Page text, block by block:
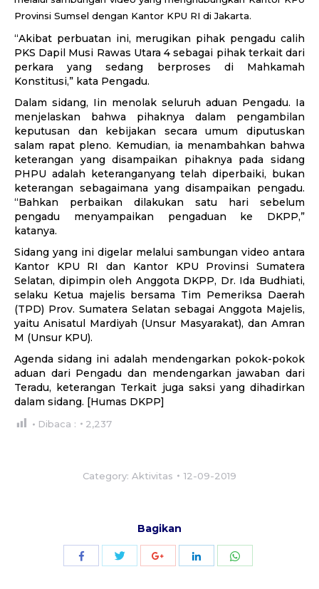
Provinsi Sumsel dengan Kantor KPU RI di Jakarta.
“Akibat perbuatan ini, merugikan pihak pengadu calih
PKS Dapil Musi Rawas Utara 4 sebagai pihak terkait dari
perkara yang sedang berproses di Mahkamah
Konstitusi,” kata Pengadu.
Dalam sidang, Iin menolak seluruh aduan Pengadu. Ia
menjelaskan bahwa pihaknya dalam pengambilan
keputusan dan kebijakan secara umum diputuskan
salam rapat pleno. Kemudian, ia menambahkan bahwa
keterangan yang disampaikan pihaknya pada sidang
PHPU adalah keteranganyang telah diperbaiki, bukan
keterangan sebagaimana yang disampaikan pengadu.
“Bahkan perbaikan dilakukan satu hari sebelum
pengadu menyampaikan pengaduan ke DKPP,”
katanya.
Sidang yang ini digelar melalui sambungan video antara
Kantor KPU RI dan Kantor KPU Provinsi Sumatera
Selatan, dipimpin oleh Anggota DKPP, Dr. Ida Budhiati,
selaku Ketua majelis bersama Tim Pemeriksa Daerah
(TPD) Prov. Sumatera Selatan sebagai Anggota Majelis,
yaitu Anisatul Mardiyah (Unsur Masyarakat), dan Amran
M (Unsur KPU).
Agenda sidang ini adalah mendengarkan pokok-pokok
aduan dari Pengadu dan mendengarkan jawaban dari
Teradu, keterangan Terkait juga saksi yang dihadirkan
dalam sidang. [Humas DKPP]
Dibaca : 2,237
Category: Aktivitas 12-09-2019
Bagikan
Share
Share